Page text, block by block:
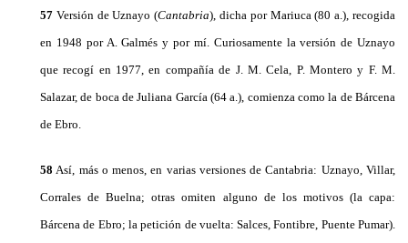
57 Versión de Uznayo (Cantabria), dicha por Mariuca (80 a.), recogida
en 1948 por A. Galmés y por mí. Curiosamente la versión de Uznayo
que recogí en 1977, en compañía de J. M. Cela, P. Montero y F. M.
Salazar, de boca de Juliana García (64 a.), comienza como la de Bárcena
de Ebro.
58 Así, más o menos, en varias versiones de Cantabria: Uznayo, Villar,
Corrales de Buelna; otras omiten alguno de los motivos (la capa:
Bárcena de Ebro; la petición de vuelta: Salces, Fontibre, Puente Pumar).